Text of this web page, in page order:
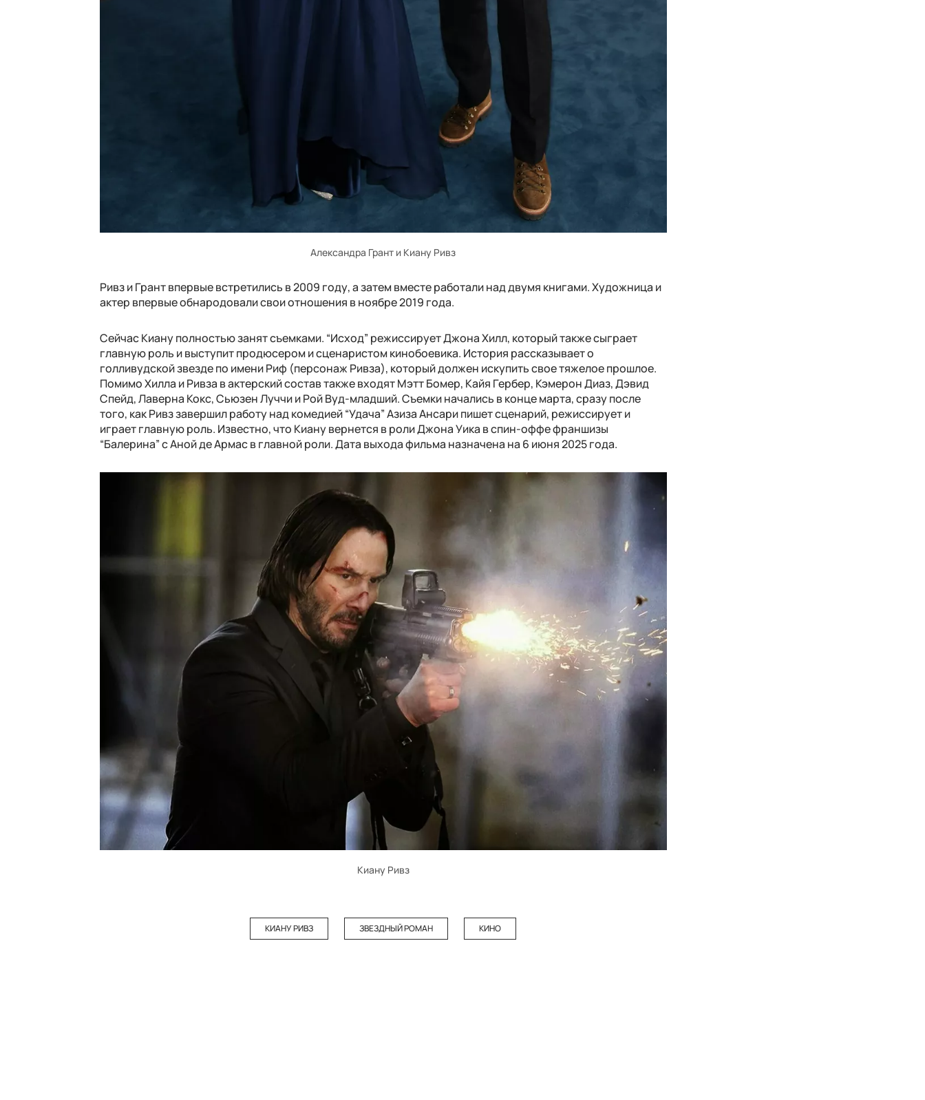
Александра Грант и Киану Ривз
Ривз и Грант впервые встретились в 2009 году, а затем вместе работали над двумя книгами. Художница и
актер впервые обнародовали свои отношения в ноябре 2019 года.
Сейчас Киану полностью занят съемками. “Исход” режиссирует Джона Хилл, который также сыграет
главную роль и выступит продюсером и сценаристом кинобоевика. История рассказывает о
голливудской звезде по имени Риф (персонаж Ривза), который должен искупить свое тяжелое прошлое.
Помимо Хилла и Ривза в актерский состав также входят Мэтт Бомер, Кайя Гербер, Кэмерон Диаз, Дэвид
Спейд, Лаверна Кокс, Сьюзен Луччи и Рой Вуд-младший. Съемки начались в конце марта, сразу после
того, как Ривз завершил работу над комедией “Удача” Азиза Ансари пишет сценарий, режиссирует и
играет главную роль. Известно, что Киану вернется в роли Джона Уика в спин-оффе франшизы
“Балерина” с Аной де Армас в главной роли. Дата выхода фильма назначена на 6 июня 2025 года.
Киану Ривз
КИАНУ РИВЗ ЗВЕЗДНЫЙ РОМАН КИНО